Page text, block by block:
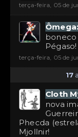
terça-feira, 05 de
Ômega:
boneco
Pégaso!
terça-feira, 05 de
17
Cloth
nova
Phecda
Mjollnir!